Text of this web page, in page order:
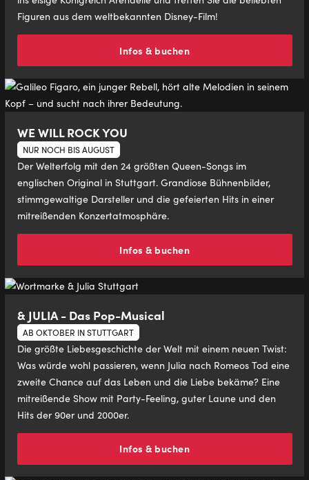
Figuren aus dem weltbekannten Disney-Film!
Infos & buchen
WE WILL ROCK YOU
NUR NOCH BIS AUGUST
Der Welterfolg mit den 24 größten Queen-Songs im
englischen Original in Stuttgart. Grandiose Bühnenbilder,
stimmgewaltige Darsteller und die gefeierten Hits in einer
mitreißenden Konzertatmosphäre.
Infos & buchen
& JULIA - Das Pop-Musical
AB OKTOBER IN STUTTGART
Die größte Liebesgeschichte der Welt mit einem neuen Twist:
Was würde wohl passieren, wenn Julia nach Romeos Tod eine
zweite Chance auf das Leben und die Liebe bekäme? Eine
mitreißende Show mit Party-Feeling, guter Laune und den
Hits der 90er und 2000er.
Infos & buchen